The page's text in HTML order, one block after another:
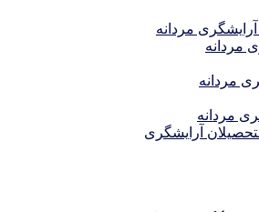
مردانه
مردانه
مردانه
مردانه
آرایشگری